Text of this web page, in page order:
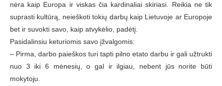
nėra kaip Europa ir viskas čia kardinaliai skiriasi. Reikia ne tik
suprasti kultūrą, neieškoti tokių darbų kaip Lietuvoje ar Europoje
bet ir suvokti savo, kaip atvykėlio, padėtį.
Pasidalinsiu keturiomis savo įžvalgomis:
– Pirma, darbo paieškos turi tapti pilno etato darbu ir gali užtrukti
nuo 3 iki 6 mėnesių, o gal ir ilgiau, nebent jūs norite būti
mokytoju.